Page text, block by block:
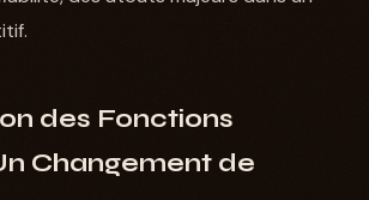
des Fonctions
Changement de